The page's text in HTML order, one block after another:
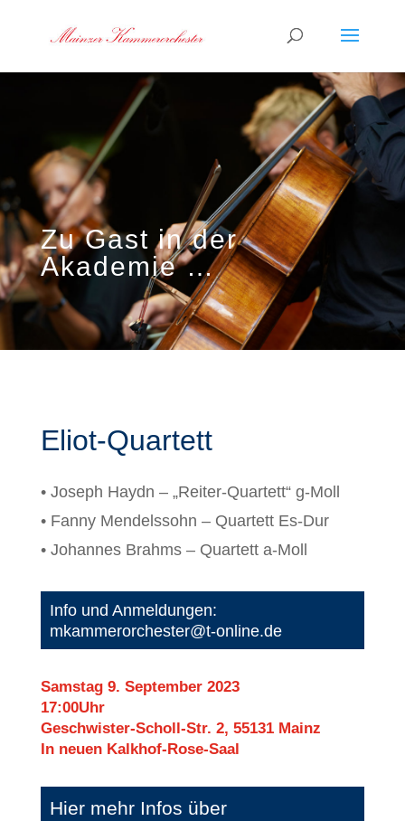
Zu Gast in der
Akademie …
Eliot-Quartett
• Joseph Haydn – „Reiter-Quartett“ g-Moll
• Fanny Mendelssohn – Quartett Es-Dur
• Johannes Brahms – Quartett a-Moll
Info und Anmeldungen:
mkammerorchester@t-online.de
Samstag 9. September 2023
17:00Uhr
Geschwister-Scholl-Str. 2, 55131 Mainz
In neuen Kalkhof-Rose-Saal
Hier mehr Infos über